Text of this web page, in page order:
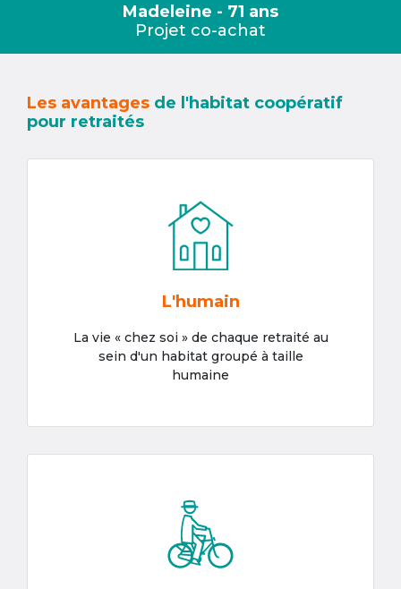
Madeleine - 71 ans
Projet co-achat
Les avantages de l'habitat coopératif
pour retraités
L'humain
La vie « chez soi » de chaque retraité au
sein d'un habitat groupé à taille
humaine